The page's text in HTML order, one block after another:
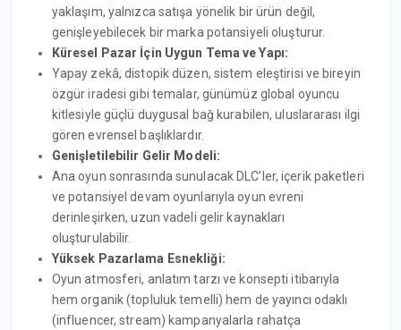
yaklaşım, yalnızca satışa yönelik bir ürün değil,
genişleyebilecek bir marka potansiyeli oluşturur.
Küresel Pazar İçin Uygun Tema ve Yapı:
Yapay zekâ, distopik düzen, sistem eleştirisi ve bireyin
özgür iradesi gibi temalar, günümüz global oyuncu
kitlesiyle güçlü duygusal bağ kurabilen, uluslararası ilgi
gören evrensel başlıklardır.
Genişletilebilir Gelir Modeli:
Ana oyun sonrasında sunulacak DLC’ler, içerik paketleri
ve potansiyel devam oyunlarıyla oyun evreni
derinleşirken, uzun vadeli gelir kaynakları
oluşturulabilir.
Yüksek Pazarlama Esnekliği:
Oyun atmosferi, anlatım tarzı ve konsepti itibarıyla
hem organik (topluluk temelli) hem de yayıncı odaklı
(influencer, stream) kampanyalarla rahatça